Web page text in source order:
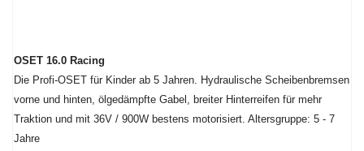
OSET 16.0 Racing
Die Profi-OSET für Kinder ab 5 Jahren. Hydraulische Scheibenbremsen
vorne und hinten, ölgedämpfte Gabel, breiter Hinterreifen für mehr
Traktion und mit 36V / 900W bestens motorisiert. Altersgruppe: 5 - 7
Jahre